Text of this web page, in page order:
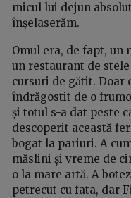
micul lui dejun
înșelaserăm.
Omul era, de fapt, un
un restaurant de
cursuri de gătit. Doar
îndrăgostit de o
și totul s-a dat peste
descoperit această
bogat la pariuri. A
măslini și vreme de
o la mare artă. A
petrecut cu fata, dar